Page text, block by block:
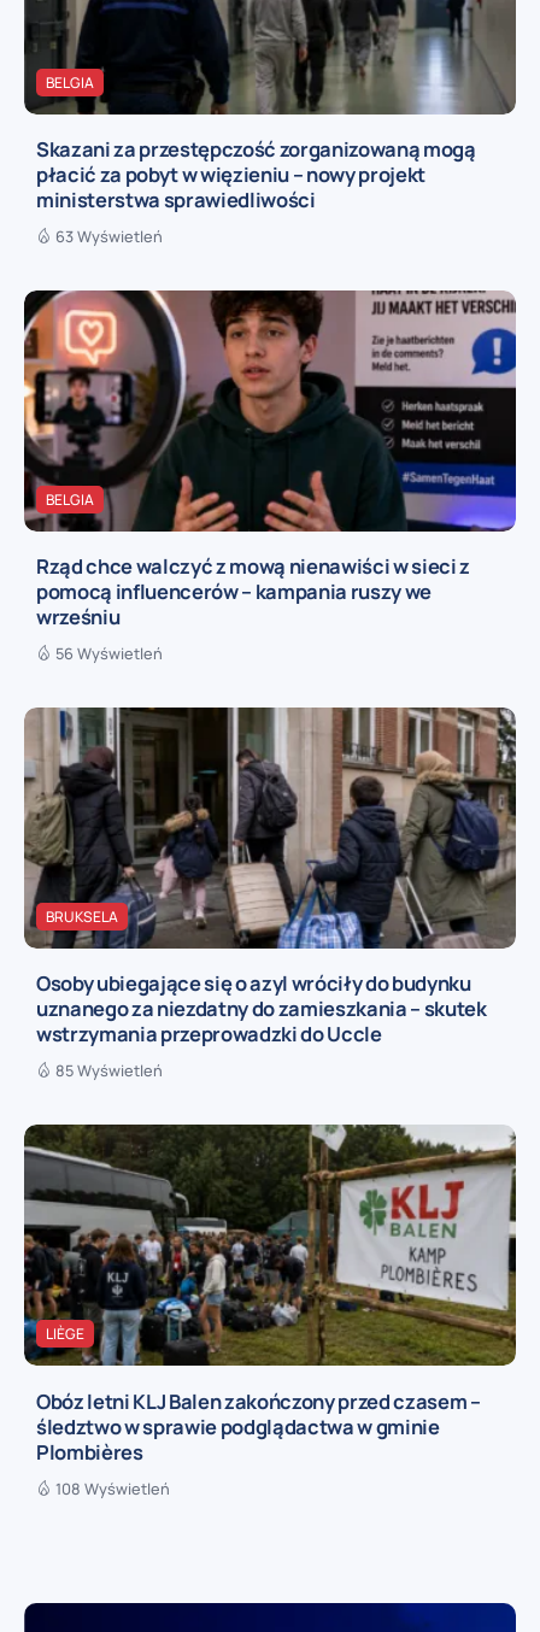
BELGIA
Skazani za przestępczość zorganizowaną mogą
płacić za pobyt w więzieniu – nowy projekt
ministerstwa sprawiedliwości
63 Wyświetleń
BELGIA
Rząd chce walczyć z mową nienawiści w sieci z
pomocą influencerów – kampania ruszy we
wrześniu
56 Wyświetleń
BRUKSELA
Osoby ubiegające się o azyl wróciły do budynku
uznanego za niezdatny do zamieszkania – skutek
wstrzymania przeprowadzki do Uccle
85 Wyświetleń
LIÈGE
Obóz letni KLJ Balen zakończony przed czasem –
śledztwo w sprawie podglądactwa w gminie
Plombières
108 Wyświetleń